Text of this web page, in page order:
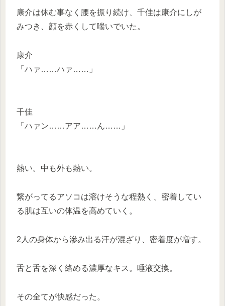
康介は休む事なく腰を振り続け、千佳は康介にしが
みつき、顔を赤くして喘いでいた。
康介
「ハァ……ハァ……」
千佳
「ハァン……アア……ん……」
熱い。中も外も熱い。
繋がってるアソコは溶けそうな程熱く、密着してい
る肌は互いの体温を高めていく。
2人の身体から滲み出る汗が混ざり、密着度が増す。
舌と舌を深く絡める濃厚なキス。唾液交換。
その全てが快感だった。